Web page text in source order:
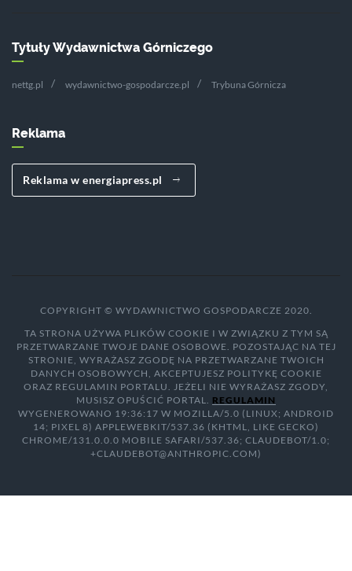
Tytuły Wydawnictwa Górniczego
nettg.pl wydawnictwo-gospodarcze.pl Trybuna Górnicza
Reklama
Reklama w energiapress.pl
COPYRIGHT © WYDAWNICTWO GOSPODARCZE 2020.
TA STRONA UŻYWA PLIKÓW COOKIE I W ZWIĄZKU Z TYM SĄ
PRZETWARZANE TWOJE DANE OSOBOWE. POZOSTAJĄC NA TEJ
STRONIE, WYRAŻASZ ZGODĘ NA PRZETWARZANE TWOICH
DANYCH OSOBOWYCH, AKCEPTUJESZ POLITYKĘ COOKIE
ORAZ REGULAMIN PORTALU. JEŻELI NIE WYRAŻASZ ZGODY,
MUSISZ OPUŚCIĆ PORTAL. REGULAMIN
WYGENEROWANO 19:36:17 W MOZILLA/5.0 (LINUX; ANDROID
14; PIXEL 8) APPLEWEBKIT/537.36 (KHTML, LIKE GECKO)
CHROME/131.0.0.0 MOBILE SAFARI/537.36; CLAUDEBOT/1.0;
+CLAUDEBOT@ANTHROPIC.COM)